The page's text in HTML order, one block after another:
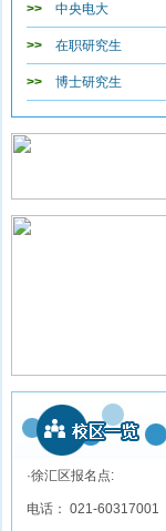
>> 中央电大
>> 在职研究生
>> 博士研究生
·徐汇区报名点:
电话： 021-60317001